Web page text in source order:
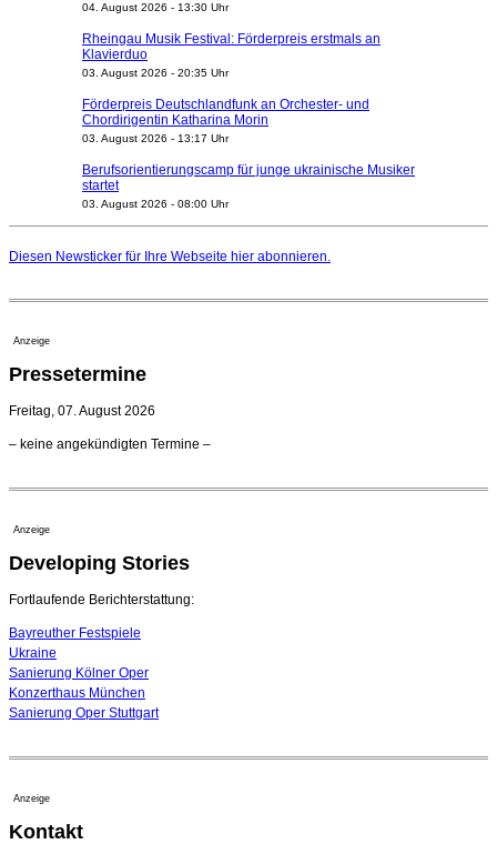
04. August 2026 - 13:30 Uhr
Rheingau Musik Festival: Förderpreis erstmals an
Klavierduo
03. August 2026 - 20:35 Uhr
Förderpreis Deutschlandfunk an Orchester- und
Chordirigentin Katharina Morin
03. August 2026 - 13:17 Uhr
Berufsorientierungscamp für junge ukrainische Musiker
startet
03. August 2026 - 08:00 Uhr
Nationaltheater Mannheim
Regensburger Generalmusikdirektor Stefan Veselka
Kammerorchester Heilbronn: Chefdirigent Risto Joost
verlängert bis 2030
Ensemblemitglieder
Dirigent Nicolás Pasquet mit Würth-Preis der
Jeunesses Musicales ausgezeichnet
07. August 2026 - 13:20 Uhr
Diesen Newsticker für Ihre Webseite hier abonnieren.
Anzeige
Pressetermine
Freitag, 07. August 2026
– keine angekündigten Termine –
Anzeige
Developing Stories
Fortlaufende Berichterstattung:
Bayreuther Festspiele
Ukraine
Sanierung Kölner Oper
Konzerthaus München
Sanierung Oper Stuttgart
Anzeige
Kontakt